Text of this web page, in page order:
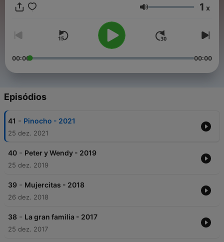
Volume 1 x
00:00 00:00
Episódios
41 - Pinocho - 2021
25 dez. 2021
40 - Peter y Wendy - 2019
25 dez. 2019
39 - Mujercitas - 2018
26 dez. 2018
38 - La gran familia - 2017
25 dez. 2017